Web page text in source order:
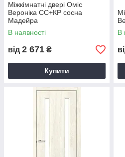
Міжкімнатні двері Оміс
Вероніка СС+КР сосна
Мадейра
В наявності
від 2 671 ₴
Купити
В